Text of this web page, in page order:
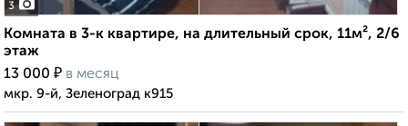
3
Комната в 3-к квартире, на длительный срок, 11м², 2/6
этаж
13 000 ₽ в месяц
мкр. 9-й, Зеленоград к915